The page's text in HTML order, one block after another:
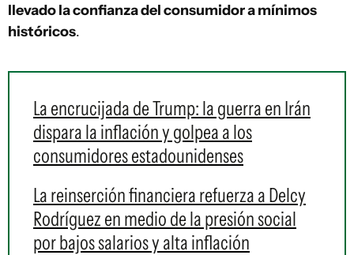
llevado la confianza del consumidor a mínimos
históricos.
La encrucijada de Trump: la guerra en Irán
dispara la inflación y golpea a los
consumidores estadounidenses
La reinserción financiera refuerza a Delcy
Rodríguez en medio de la presión social
por bajos salarios y alta inflación